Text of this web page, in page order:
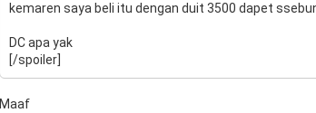
kemaren saya beli itu dengan duit 3500 dapet
DC apa yak
[/spoiler]
Maaf